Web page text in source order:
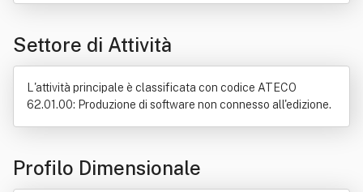
Automazione
Cifratura
Settore di Attività
L'attività principale è classificata con codice ATECO
62.01.00: Produzione di software non connesso all'edizione.
Profilo Dimensionale